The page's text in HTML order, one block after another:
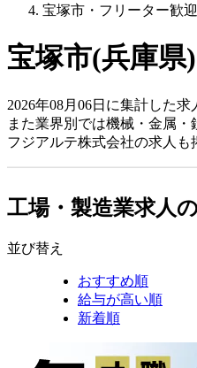
宝塚市・フリーター歓
宝塚市(兵庫
2026年08月06日に集計した
また業界別では機械・金属
フジアルテ株式会社の求人も
工場・製造業求人
並び替え
おすすめ順
給与が高い順
新着順